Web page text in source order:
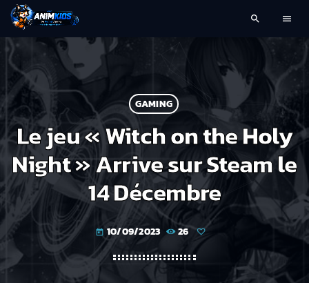
search menu
GAMING
Le jeu « Witch on the Holy
Night » Arrive sur Steam le
14 Décembre
today 10/09/2023 26